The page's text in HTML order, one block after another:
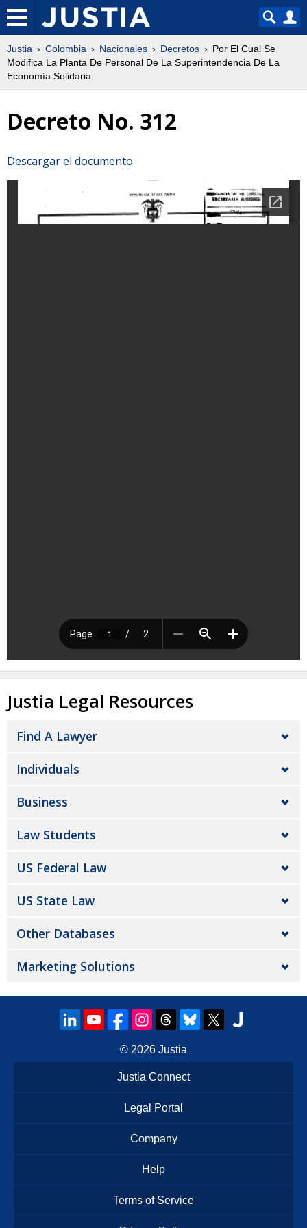
Justia Colombia Nacionales Decretos
Por El Cual Se
Modifica La Planta De Personal De La Superintendencia De La
Economía Solidaria.
Decreto No. 312
Descargar el documento
Justia Legal Resources
Find A Lawyer
Individuals
Business
Law Students
US Federal Law
US State Law
Other Databases
Marketing Solutions
© 2026 Justia
Justia Connect
Legal Portal
Company
Help
Terms of Service